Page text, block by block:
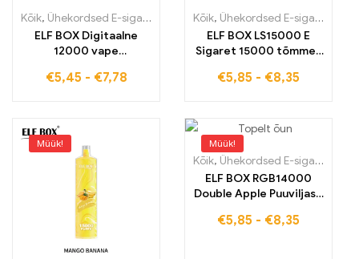
Kõik, Ühekordsed E-sigaretid Ühekordsed e-sigaretid Eestis
ELF BOX Digitaalne
12000 vape
Proovi
€5,45 - €7,78
Kõik, Ühekordsed E-sigaretid
ELF BOX LS15000 E
Sigaret 15000 tõmmet
ülimat naudingut
€5,85 - €8,35
Müük! Müük!
Kõik, Ühekordsed E-sigaretid
ELF BOX RGB14000
Double Apple Puuviljase
kaasaegse RGB-disaini
€5,85 - €8,35